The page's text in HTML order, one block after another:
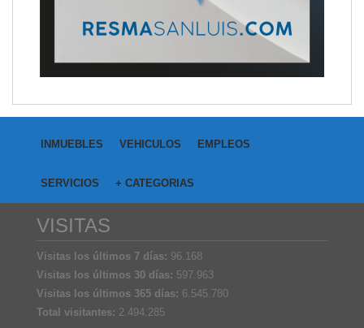
INMUEBLES VEHICULOS EMPLEOS
SERVICIOS + CATEGORIAS
VISITAS
Visitas los últimos 7 días: 96.168
Visitas los últimos 30 días: 597.963
Visitas los últimos 365 días: 6.545.780
Total visitantes: 2.494.285